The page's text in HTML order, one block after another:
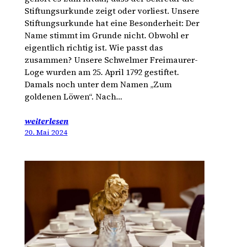
Stiftungsurkunde zeigt oder vorliest. Unsere
Stiftungsurkunde hat eine Besonderheit: Der
Name stimmt im Grunde nicht. Obwohl er
eigentlich richtig ist. Wie passt das
zusammen? Unsere Schwelmer Freimaurer-
Loge wurden am 25. April 1792 gestiftet.
Damals noch unter dem Namen „Zum
goldenen Löwen“. Nach…
weiterlesen
20. Mai 2024